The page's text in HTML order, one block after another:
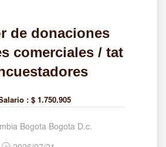
de donaciones
comerciales / tat
: $ 1.750.905
Bogota Bogota D.c.